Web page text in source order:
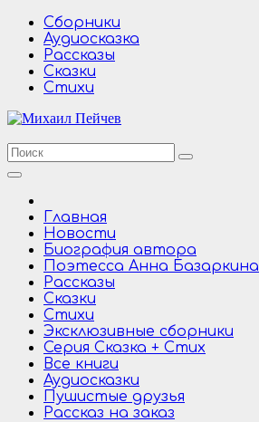
Перейти
содержимому
Сборники
Аудиосказка
Рассказы
Сказки
Стихи
Главная
Новости
Биография автора
Поэтесса Анна Базаркина
Рассказы
Сказки
Стихи
Эксклюзивные сборники
Серия Сказка + Стих
Все книги
Аудиосказки
Пушистые друзья
Рассказ на заказ